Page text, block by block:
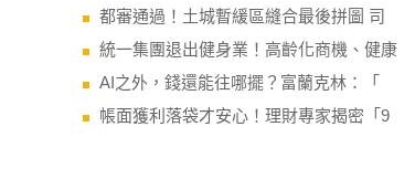
都審通過！土城暫緩區縫合最後拼圖 司
統一集團退出健身業！高齡化商機、健康
AI之外，錢還能往哪擺？富蘭克林：「
帳面獲利落袋才安心！理財專家揭密「9